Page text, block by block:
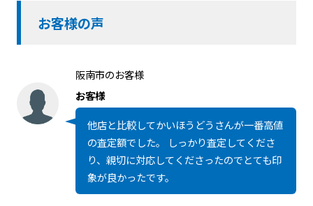
お客様の声
阪南市のお客様
お客様
他店と比較してかいほうどうさんが一番高値
の査定額でした。 しっかり査定してくださ
り、親切に対応してくださったのでとても印
象が良かったです。